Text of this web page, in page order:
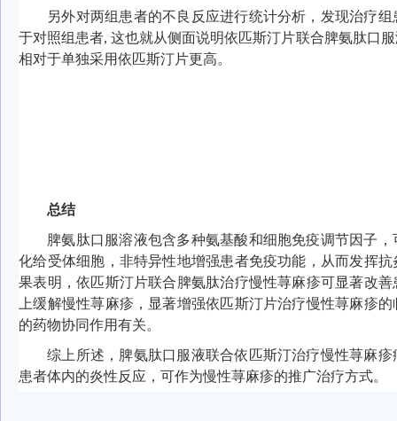
另外对两组患者的不良反应进行统计分析，发现治疗
于对照组患者, 这也就从侧面说明依匹斯汀片联合脾氨肽口
相对于单独采用依匹斯汀片更高。
总结
脾氨肽口服溶液包含多种氨基酸和细胞免疫调节因子
化给受体细胞，非特异性地增强患者免疫功能，从而发挥
果表明，依匹斯汀片联合脾氨肽治疗慢性荨麻疹可显著改
上缓解慢性荨麻疹，显著增强依匹斯汀片治疗慢性荨麻疹
的药物协同作用有关。
综上所述，脾氨肽口服液联合依匹斯汀治疗慢性荨麻
患者体内的炎性反应，可作为慢性荨麻疹的推广治疗方式。